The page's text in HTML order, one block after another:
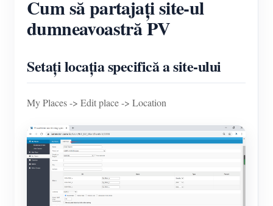
Cum să partajați site-ul
dumneavoastră PV
Setați locația specifică a site-ului
My Places -> Edit place -> Location